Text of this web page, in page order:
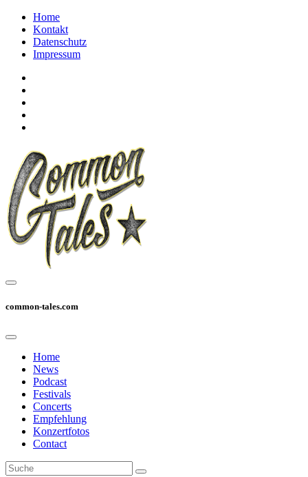
Home
Kontakt
Datenschutz
Impressum
common-tales.com
Home
News
Podcast
Festivals
Concerts
Empfehlung
Konzertfotos
Contact